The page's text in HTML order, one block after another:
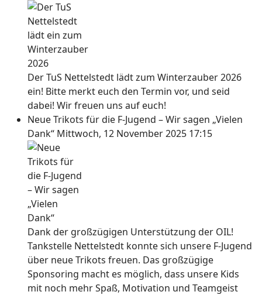
Der TuS Nettelstedt lädt zum Winterzauber 2026
ein! Bitte merkt euch den Termin vor, und seid
dabei! Wir freuen uns auf euch!
Neue Trikots für die F-Jugend – Wir sagen „Vielen
Dank“ Mittwoch, 12 November 2025 17:15
Dank der großzügigen Unterstützung der OIL!
Tankstelle Nettelstedt konnte sich unsere F-Jugend
über neue Trikots freuen. Das großzügige
Sponsoring macht es möglich, dass unsere Kids
mit noch mehr Spaß, Motivation und Teamgeist